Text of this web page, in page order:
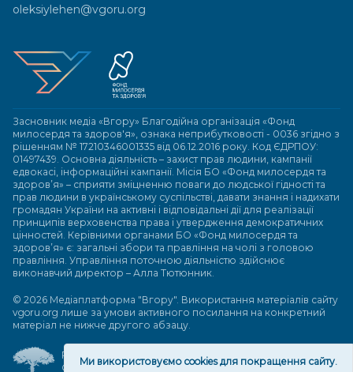
oleksiylehen@vgoru.org
Засновник медіа «Вгору» Благодійна організація «Фонд
милосердя та здоров'я», ознака неприбутковості - 0036 згідно з
рішенням № 17210346001335 від 06.12.2016 року. Код ЄДРПОУ:
01497439. Основна діяльність – захист прав людини, кампанії
едвокасі, інформаційні кампанії. Місія БО «Фонд милосердя та
здоров’я» – сприяти зміцненню поваги до людської гідності та
прав людини в українському суспільстві, давати знання і надихати
громадян України на активні і відповідальні дії для реалізації
принципів верховенства права і утвердження демократичних
цінностей. Керівними органами БО «Фонд милосердя та
здоров’я» є: загальні збори та правління на чолі з головою
правління. Управління поточною діяльністю здійснює
виконавчий директор – Алла Тютюнник.
© 2026 Медіаплатформа "Вгору". Використання матеріалів сайту
vgoru.org лише за умови активного посилання на конкретний
матеріал не нижче другого абзацу.
Розробка та підтримка веб-сайту
Great People
Ми використовуємо cookies для покращення сайту.